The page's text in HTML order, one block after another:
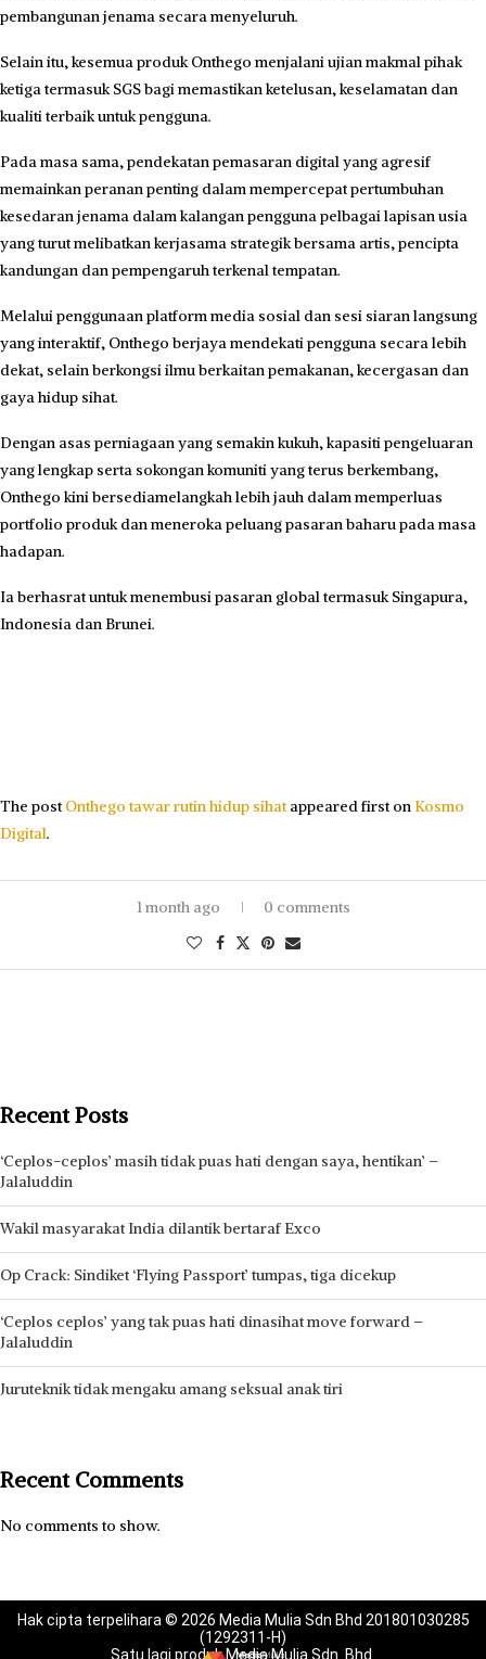
pembangunan jenama secara menyeluruh.
Selain itu, kesemua produk Onthego menjalani ujian makmal pihak
ketiga termasuk SGS bagi memastikan ketelusan, ke­selamatan dan
kualiti terbaik untuk pengguna.
Pada masa sama, pendekatan pemasaran digital yang agresif
memainkan peranan penting dalam mempercepat pertumbuhan
kesedaran jenama dalam kalangan pengguna pelbagai lapisan usia
yang turut melibatkan kerjasama strategik bersama artis, pencipta
kandu­ngan dan pempengaruh terkenal tempatan.
Melalui penggunaan platform media sosial dan sesi siaran langsung
yang interaktif, Onthego berjaya mendekati pengguna secara lebih
dekat, selain berkongsi ilmu berkaitan pemakanan, kecergasan dan
gaya hidup sihat.
Dengan asas perniagaan yang semakin kukuh, kapasiti pengeluaran
yang lengkap serta sokongan komuniti yang terus berkembang,
Onthego kini bersediamelangkah lebih jauh dalam memperluas
portfolio produk dan meneroka peluang pasaran baharu pada masa
hadapan.
Ia berhasrat untuk menembusi pasaran global termasuk Singapura,
Indonesia dan Brunei.
The postOnthego tawar rutin hidup sihatappeared first on Kosmo
Digital.
1 month ago 0 comments
Recent Posts
‘Ceplos-ceplos’ masih tidak puas hati dengan saya, hentikan’ –
Jalaluddin
Wakil masyarakat India dilantik bertaraf Exco
Op Crack: Sindiket ‘Flying Passport’ tumpas, tiga dicekup
‘Ceplos ceplos’ yang tak puas hati dinasihat move forward –
Jalaluddin
Juruteknik tidak mengaku amang seksual anak tiri
Recent Comments
No comments to show.
Hak cipta terpelihara © 2026 Media Mulia Sdn Bhd 201801030285
(1292311-H)
Satu lagi produk Media Mulia Sdn. Bhd.